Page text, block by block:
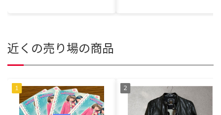
近くの売り場の商品